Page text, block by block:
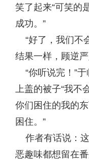
笑了起来“可笑的
成功。”
“好了，我们不
结果一样，顾逆严
“你听说完！”于
上盖的被子“我不
你们困住的我的
困住。”
作者有话说：这
恶趣味都想留在